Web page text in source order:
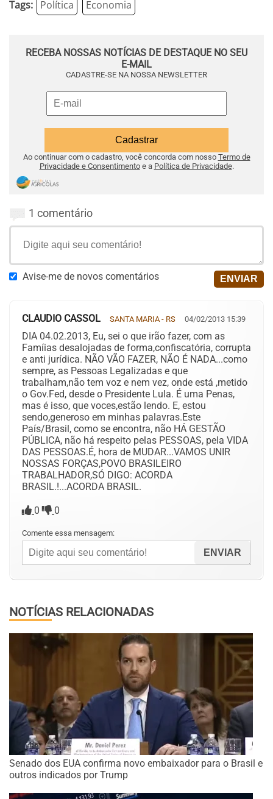
Tags: Política Economia
RECEBA NOSSAS NOTÍCIAS DE DESTAQUE NO SEU
E-MAIL
CADASTRE-SE NA NOSSA NEWSLETTER
Ao continuar com o cadastro, você concorda com nosso Termo de
Privacidade e Consentimentoe a Política de Privacidade.
1 comentário
Avise-me de novos comentários
CLAUDIO CASSOL SANTA MARIA - RS 04/02/2013 15:39
DIA 04.02.2013, Eu, sei o que irão fazer, com as
Famíias desalojadas de forma,confiscatória, corrupta
e anti jurídica. NÃO VÃO FAZER, NÃO É NADA...como
sempre, as Pessoas Legalizadas e que
trabalham,não tem voz e nem vez, onde está ,metido
o Gov.Fed, desde o Presidente Lula. É uma Penas,
mas é isso, que voces,estão lendo. E, estou
sendo,generoso em minhas palavras.Este
País/Brasil, como se encontra, não HÁ GESTÃO
PÚBLICA, não há respeito pelas PESSOAS, pela VIDA
DAS PESSOAS.É, hora de MUDAR...VAMOS UNIR
NOSSAS FORÇAS,POVO BRASILEIRO
TRABALHADOR,SÓ DIGO: ACORDA
BRASIL.!...ACORDA BRASIL.
0 0
Comente essa mensagem:
NOTÍCIAS RELACIONADAS
Senado dos EUA confirma novo embaixador para o Brasil e
outros indicados por Trump